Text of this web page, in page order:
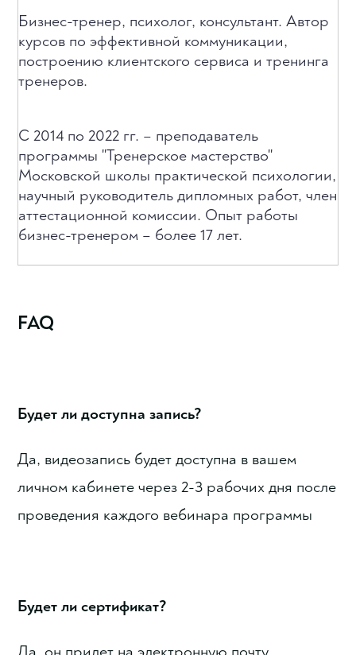
Бизнес-тренер, психолог, консультант. Автор
курсов по эффективной коммуникации,
построению клиентского сервиса и тренинга
тренеров.
С 2014 по 2022 гг. – преподаватель
программы "Тренерское мастерство"
Московской школы практической психологии,
научный руководитель дипломных работ, член
аттестационной комиссии. Опыт работы
бизнес-тренером – более 17 лет.
FAQ
Будет ли доступна запись?
Да, видеозапись будет доступна в вашем
личном кабинете через 2-3 рабочих дня после
проведения каждого вебинара программы
Будет ли сертификат?